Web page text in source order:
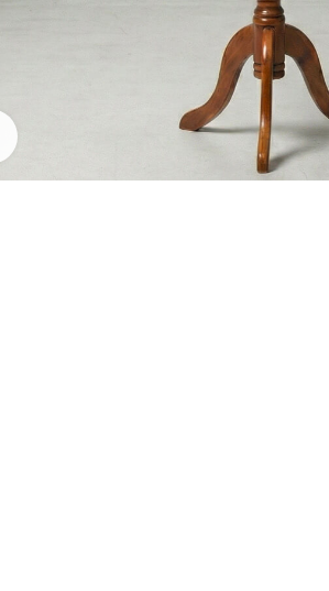
Prikaži sliku u punoj veličini